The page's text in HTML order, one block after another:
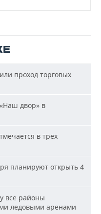
проход торговых
двор» в
в трех
планируют открыть 4
все районы
ледовыми аренами